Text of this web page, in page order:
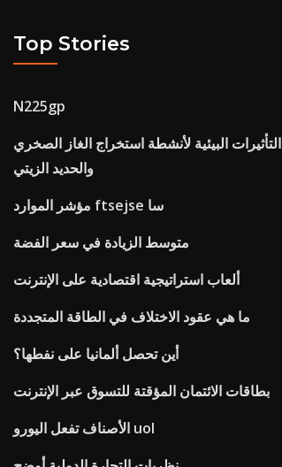
Top Stories
N225gp
التأثيرات البيئية لأنشطة استخراج الغاز الصخري
والحديد الزيتي
مؤشر الموارد ftsejse سا
متوسط ​​الزيادة في سعر الفضة
ألعاب استراتيجية اقتصادية على الإنترنت
ما هي عقود الاختلاف في الطاقة المتجددة
أين تحصل ألمانيا على نفطها؟
بطاقات الائتمان المؤقتة للتسوق عبر الإنترنت
الأصناف تفعل اليورو uol